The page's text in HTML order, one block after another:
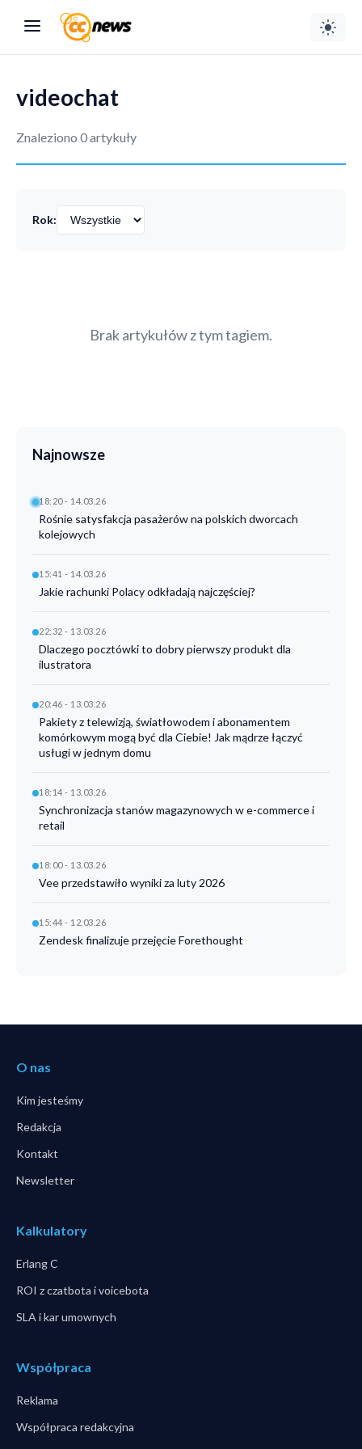
videochat
Znaleziono 0 artykuły
Rok:
Brak artykułów z tym tagiem.
Najnowsze
18:20 - 14.03.26
Rośnie satysfakcja pasażerów na polskich dworcach
kolejowych
15:41 - 14.03.26
Jakie rachunki Polacy odkładają najczęściej?
22:32 - 13.03.26
Dlaczego pocztówki to dobry pierwszy produkt dla
ilustratora
20:46 - 13.03.26
Pakiety z telewizją, światłowodem i abonamentem
komórkowym mogą być dla Ciebie! Jak mądrze łączyć
usługi w jednym domu
18:14 - 13.03.26
Synchronizacja stanów magazynowych w e-commerce i
retail
18:00 - 13.03.26
Vee przedstawiło wyniki za luty 2026
15:44 - 12.03.26
Zendesk finalizuje przejęcie Forethought
O nas
Kim jesteśmy
Redakcja
Kontakt
Newsletter
Kalkulatory
Erlang C
ROI z czatbota i voicebota
SLA i kar umownych
Współpraca
Reklama
Współpraca redakcyjna